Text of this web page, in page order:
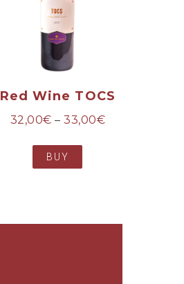
Red Wine TOCS
32,00€ – 33,00€
BUY